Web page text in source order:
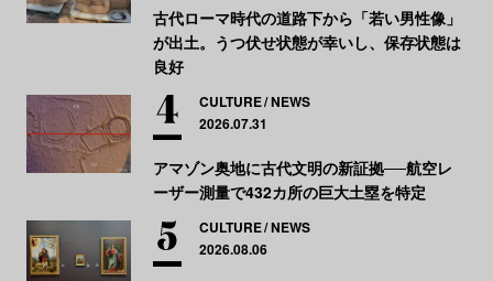
古代ローマ時代の道路下から「若い男性像」
が出土。うつ伏せ状態が幸いし、保存状態は
良好
CULTURE NEWS
2026.07.31
アマゾン奥地に古代文明の新証拠──航空レ
ーザー測量で432カ所の巨大土塁を特定
CULTURE NEWS
2026.08.06